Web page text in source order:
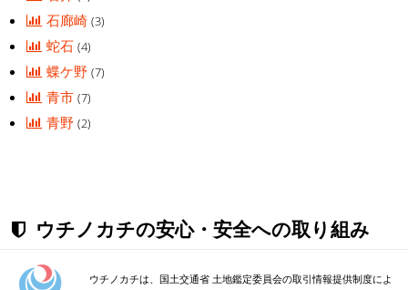
石廊崎(3)
蛇石(4)
蝶ケ野(7)
青市(7)
青野(2)
ウチノカチの安心・安全への取り組み
ウチノカチは、国土交通省 土地鑑定委員会の取引情報提供制度によ